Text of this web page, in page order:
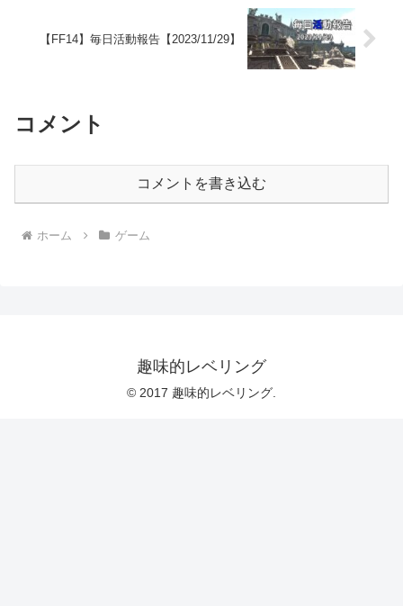
【FF14】毎日活動報告【2023/11/29】
コメント
コメントを書き込む
ホーム ゲーム
趣味的レベリング
© 2017 趣味的レベリング.